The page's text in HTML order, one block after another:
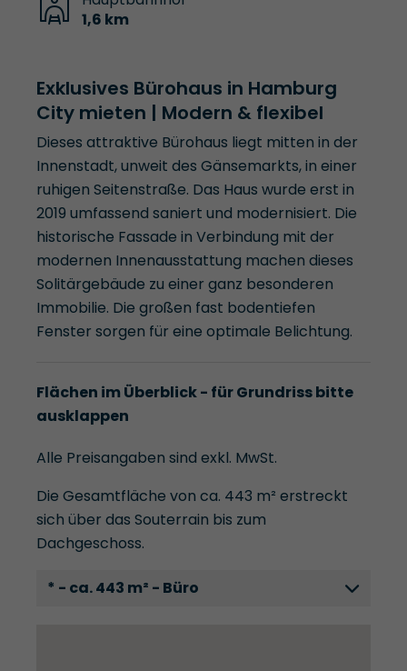
1,6 km
Exklusives Bürohaus in Hamburg
City mieten | Modern & flexibel
Dieses attraktive Bürohaus liegt mitten in der
Innenstadt, unweit des Gänsemarkts, in einer
ruhigen Seitenstraße. Das Haus wurde erst in
2019 umfassend saniert und modernisiert. Die
historische Fassade in Verbindung mit der
modernen Innenausstattung machen dieses
Solitärgebäude zu einer ganz besonderen
Immobilie. Die großen fast bodentiefen
Fenster sorgen für eine optimale Belichtung.
Flächen im Überblick - für Grundriss bitte
ausklappen
Alle Preisangaben sind exkl. MwSt.
Die Gesamtfläche von ca. 443 m² erstreckt
sich über das Souterrain bis zum
Dachgeschoss.
* - ca. 443 m² - Büro